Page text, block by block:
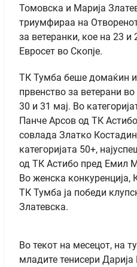
Томовска и Марија
триумфираа на
за ветеранки, кое на 23
Евросет во Скопје.
ТК Тумба беше домаќин
првенство за ветерани
30 и 31 мај. Во
Панче Арсов од ТК
совлада Златко
категоријата 50+,
од ТК Астибо пред Емил
Во женска
ТК Тумба ја победи
Златевска.
Во текот на месецот, на
младите тенисери Дарија